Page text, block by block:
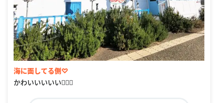
海に面してる側♡
かわいいいいい👌🏼💗